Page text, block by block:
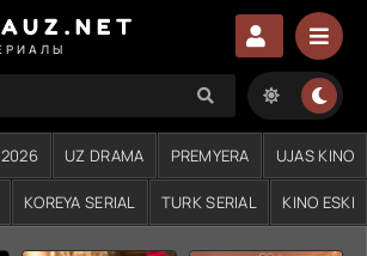
2026 UZ DRAMA PREMYERA UJAS KINO
KOREYA SERIAL TURK SERIAL KINO ESKI